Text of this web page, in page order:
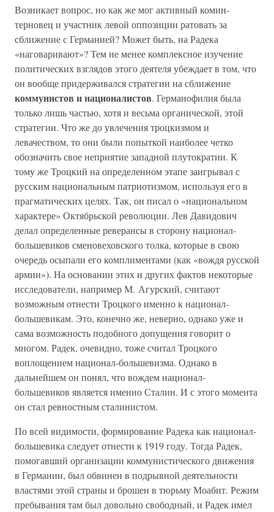
Возникает вопрос, но как же мог активный комин-
терновец и участник левой оппозиции ратовать за
сближение с Германией? Может быть, на Радека
«наговаривают»? Тем не менее комплексное изучение
политических взглядов этого деятеля убеждает в том, что
он вообще придерживался стратегии на сближение
коммунистов и националистов. Германофилия была
только лишь частью, хотя и весьма органической, этой
стратегии. Что же до увлечения троцкизмом и
левачеством, то они были попыткой наиболее четко
обозначить свое неприятие западной плутократии. К
тому же Троцкий на определенном этапе заигрывал с
русским национальным патриотизмом, используя его в
прагматических целях. Так, он писал о «национальном
характере» Октябрьской революции. Лев Давидович
делал определенные реверансы в сторону национал-
большевиков сменовеховского толка, которые в свою
очередь осыпали его комплиментами (как «вождя русской
армии»). На основании этих и других фактов некоторые
исследователи, например М. Агурский, считают
возможным отнести Троцкого именно к национал-
большевикам. Это, конечно же, неверно, однако уже и
сама возможность подобного допущения говорит о
многом. Радек, очевидно, тоже считал Троцкого
воплощением национал-большевизма. Однако в
дальнейшем он понял, что вождем национал-
большевиков является именно Сталин. И с этого момента
он стал ревностным сталинистом.
По всей видимости, формирование Радека как национал-
большевика следует отнести к 1919 году. Тогда Радек,
помогавший организации коммунистического движения
в Германии, был обвинен в подрывной деятельности
властями этой страны и брошен в тюрьму Моабит. Режим
пребывания там был довольно свободный, и Радек имел